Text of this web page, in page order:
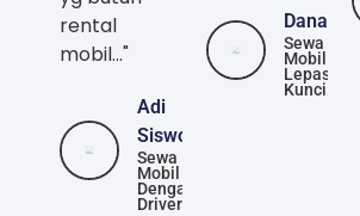
rental
mobil..."
Adi
Siswoyo
Sewa
Mobil
Dengan
Driver
Danang
Sewa
Mobil
Lepas
Kunci